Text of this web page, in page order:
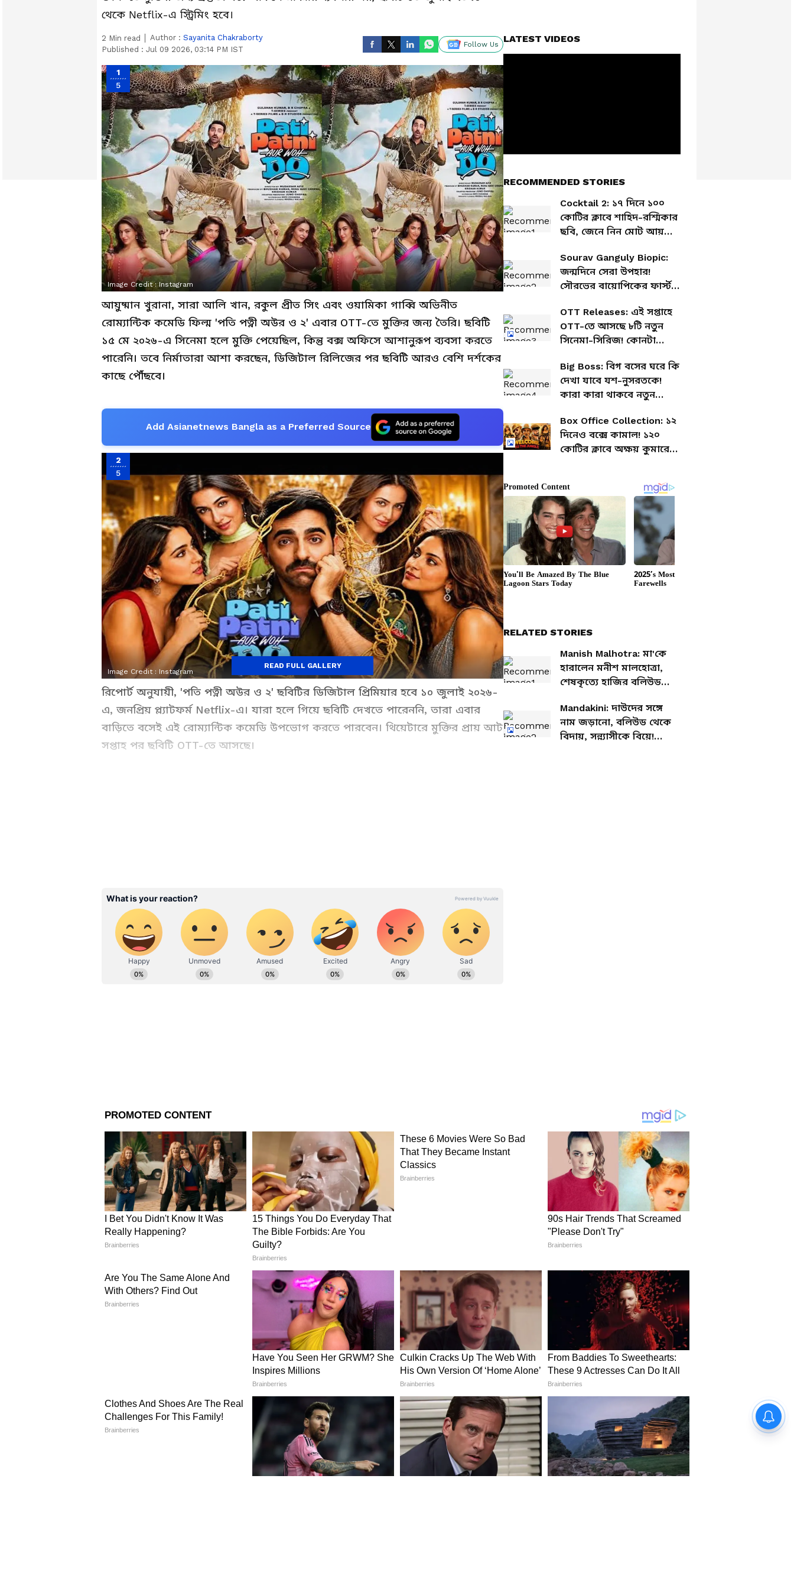
থেকে Netflix-এ স্ট্রিমিং হবে।
2 Min read Author : Sayanita Chakraborty
Published : Jul 09 2026, 03:14 PM IST
Follow Us
1
5
Image Credit :Instagram
আয়ুষ্মান খুরানা, সারা আলি খান, রকুল প্রীত সিং এবং ওয়ামিকা গাব্বি অভিনীত
রোম্যান্টিক কমেডি ফিল্ম 'পতি পত্নী অউর ও ২' এবার OTT-তে মুক্তির জন্য তৈরি। ছবিটি
১৫ মে ২০২৬-এ সিনেমা হলে মুক্তি পেয়েছিল, কিন্তু বক্স অফিসে আশানুরূপ ব্যবসা করতে
পারেনি। তবে নির্মাতারা আশা করছেন, ডিজিটাল রিলিজের পর ছবিটি আরও বেশি দর্শকের
কাছে পৌঁছবে।
Add Asianetnews Bangla as a Preferred Source
2
5
Image Credit : Instagram
রিপোর্ট অনুযায়ী, 'পতি পত্নী অউর ও ২' ছবিটির ডিজিটাল প্রিমিয়ার হবে ১০ জুলাই ২০২৬-
এ, জনপ্রিয় প্ল্যাটফর্ম Netflix-এ। যারা হলে গিয়ে ছবিটি দেখতে পারেননি, তারা এবার
বাড়িতে বসেই এই রোম্যান্টিক কমেডি উপভোগ করতে পারবেন। থিয়েটারে মুক্তির প্রায় আট
সপ্তাহ পর ছবিটি OTT-তে আসছে।
Image Credit :Instagram
সিনেমা হলে মুক্তির সময় ছবিটিকে কঠিন প্রতিযোগিতার মুখে পড়তে হয়েছিল। রিপোর্ট
অনুসারে, ছবিটি ভারতীয় বক্স অফিসে ৫১.৩৮ কোটি টাকার নেট কালেকশন করে, যেখানে
গ্রস কালেকশন ছিল ৬০.১১ কোটি টাকা। বিশ্বজুড়ে ছবিটি প্রায় ৬৭.৯৬ কোটি টাকা আয়
করে। প্রায় পাঁচ সপ্তাহ ধরে সিনেমা হলে চললেও, ছবিটি বড় ব্লকবাস্টার হতে পারেনি।
READ FULL GALLERY
LATEST VIDEOS
RECOMMENDED STORIES
Cocktail 2: ১৭ দিনে ১০০
কোটির ক্লাবে শাহিদ-রশ্মিকার
ছবি, জেনে নিন মোট আয়
Sourav Ganguly Biopic:
জন্মদিনে সেরা উপহার!
সৌরভের বায়োপিকের ফার্স্ট
কী বললেন দাদা?
OTT Releases: এই সপ্তাহে
OTT-তে আসছে ৮টি নতুন
সিনেমা-সিরিজ! কোনটা
Big Boss: বিগ বসের ঘরে কি
দেখা যাবে যশ-নুসরতকে!
কারা কারা থাকবে নতুন
জল্পনা
Box Office Collection: ১২
দিনেও বক্সে কামাল! ১২০
কোটির ক্লাবে অক্ষয় কুমারের
RELATED STORIES
Manish Malhotra: মা'কে
হারালেন মনীশ মালহোত্রা,
শেষকৃত্যে হাজির বলিউড
Mandakini: দাউদের সঙ্গে
নাম জড়ানো, বলিউড থেকে
বিদায়, সন্ন্যাসীকে বিয়ে!